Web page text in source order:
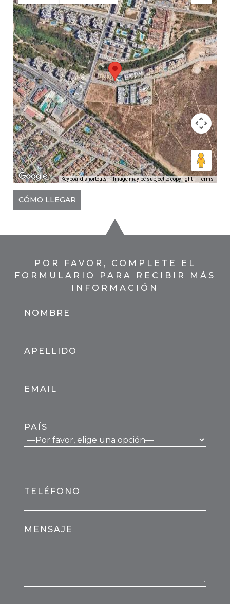
Keyboard shortcuts Image may be subject to copyright Terms
CÓMO LLEGAR
POR FAVOR, COMPLETE EL
FORMULARIO PARA RECIBIR MÁS
INFORMACIÓN
NOMBRE
APELLIDO
EMAIL
PAÍS
TELÉFONO
MENSAJE